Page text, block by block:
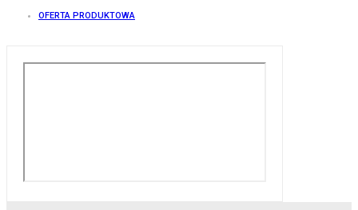
OFERTA PRODUKTOWA